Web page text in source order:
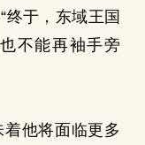
于，东域王国
不能再袖手旁
他将面临更多